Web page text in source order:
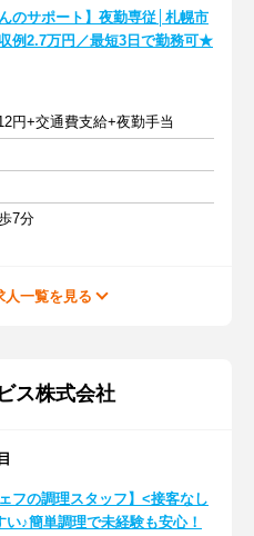
んのサポート】夜勤専従│札幌市
例2.7万円／最短3日で勤務可★
円+交通費支給+夜勤手当
7分
人一覧を見る
ス株式会社
フの調理スタッフ】<接客なし
い♪簡単調理で未経験も安心！